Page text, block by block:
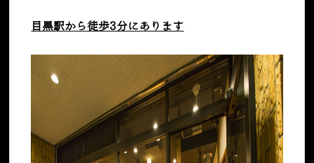
目黒駅から徒歩3分にあります